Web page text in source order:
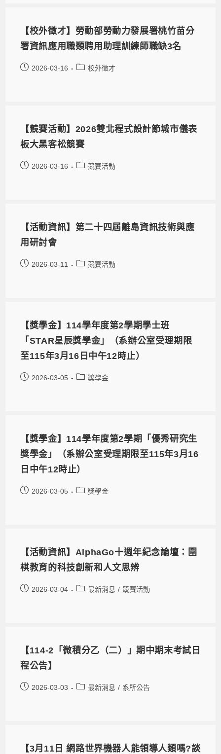
【校外徵才】勞動部勞動力發展署桃竹苗分
署資訊應用職類聘用助理訓練師職缺3名
2026-03-16 校外徵才
【競賽活動】2026雙北程式設計節城市儀表
板大黑客松競賽
2026-03-16 競賽活動
【活動資訊】第二十四屆離島資訊技術與應
用研討會
2026-03-11 競賽活動
【獎學金】114學年度第2學期學士班
「STAR星辰獎學金」（系辦公室受理期限
至115年3月16日中午12時止）
2026-03-05 獎學金
【獎學金】114學年度第2學期「優秀研究生
獎學金」（系辦公室受理期限至115年3月16
日中午12時止）
2026-03-05 獎學金
【活動資訊】AlphaGo十週年紀念論壇：圍
棋教育的科技創新和人文思辨
2026-03-04 最新消息 / 競賽活動
【114-2「微積分乙（二）」期中期末考試日
程公告】
2026-03-03 最新消息 / 系所公告
【3月11日 網路世界機器人能領導人類嗎?談